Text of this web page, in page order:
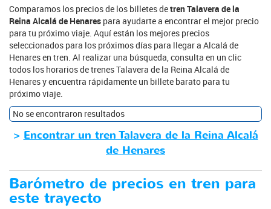
Comparamos los precios de los billetes detren Talavera de la
Reina Alcalá de Henares para ayudarte a encontrar el mejor precio
para tu próximo viaje. Aquí están los mejores precios
seleccionados para los próximos días para llegar a Alcalá de
Henares en tren. Al realizar una búsqueda, consulta en un clic
todos los horarios de trenes Talavera de la Reina Alcalá de
Henares y encuentra rápidamente un billete barato para tu
próximo viaje.
No se encontraron resultados
>Encontrar un tren Talavera de la Reina Alcalá
de Henares
Barómetro de precios en tren para
este trayecto